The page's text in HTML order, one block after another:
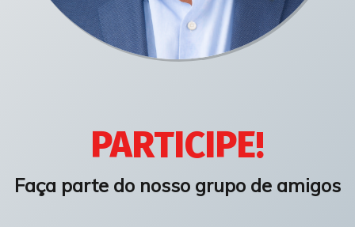
PARTICIPE!
Faça parte do nosso grupo de amigos